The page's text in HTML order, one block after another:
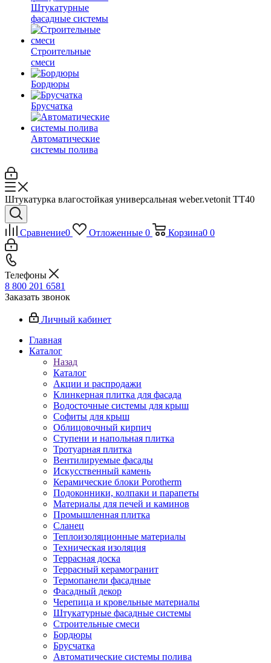
Штукатурные
фасадные системы
Строительные
смеси
Бордюры
Брусчатка
Автоматические
системы полива
Штукатурка влагостойкая универсальная weber.vetonit TT40
Сравнение0 Отложенные 0 Корзина0 0
Телефоны
8 800 201 6581
Заказать звонок
Личный кабинет
Главная
Каталог
Назад
Каталог
Акции и распродажи
Клинкерная плитка для фасада
Водосточные системы для крыш
Софиты для крыш
Облицовочный кирпич
Ступени и напольная плитка
Тротуарная плитка
Вентилируемые фасады
Искусственный камень
Керамические блоки Porotherm
Подоконники, колпаки и парапеты
Материалы для печей и каминов
Промышленная плитка
Сланец
Теплоизоляционные материалы
Техническая изоляция
Террасная доска
Террасный керамогранит
Термопанели фасадные
Фасадный декор
Черепица и кровельные материалы
Штукатурные фасадные системы
Строительные смеси
Бордюры
Брусчатка
Автоматические системы полива